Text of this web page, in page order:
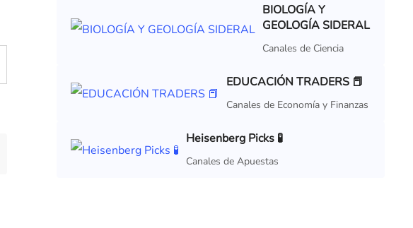
BIOLOGÍA Y
GEOLOGÍA SIDERAL
Canales de Ciencia
EDUCACIÓN TRADERS 📕
Canales de Economía y Finanzas
Heisenberg Picks 🧪
Canales de Apuestas